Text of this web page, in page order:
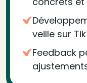
veille sur
Feedback